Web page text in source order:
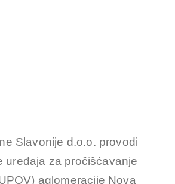
Slavonije d.o.o. provodi
uređaja za pročišćavanje
aglomeracije Nova